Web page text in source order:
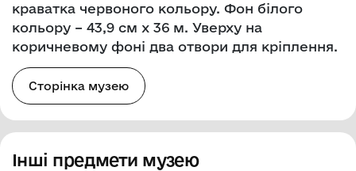
краватка червоного кольору. Фон білого
кольору – 43,9 см х 36 м. Уверху на
коричневому фоні два отвори для кріплення.
Сторінка музею
Інші предмети музею